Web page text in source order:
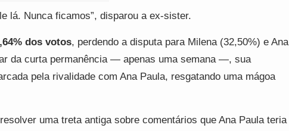
lá. Nunca ficamos”, disparou a ex-sister.
dos votos, perdendo a disputa para Milena (32,50%) e Ana
da curta permanência — apenas uma semana —, sua
pela rivalidade com Ana Paula, resgatando uma mágoa
uma treta antiga sobre comentários que Ana Paula teria